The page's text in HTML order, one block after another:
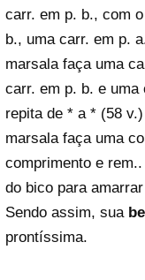
carr. em p. b., com
b., uma carr. em p.
marsala faça uma
carr. em p. b. e uma
repita de * a * (58
marsala faça uma
comprimento e
do bico para
Sendo assim, sua
prontíssima.